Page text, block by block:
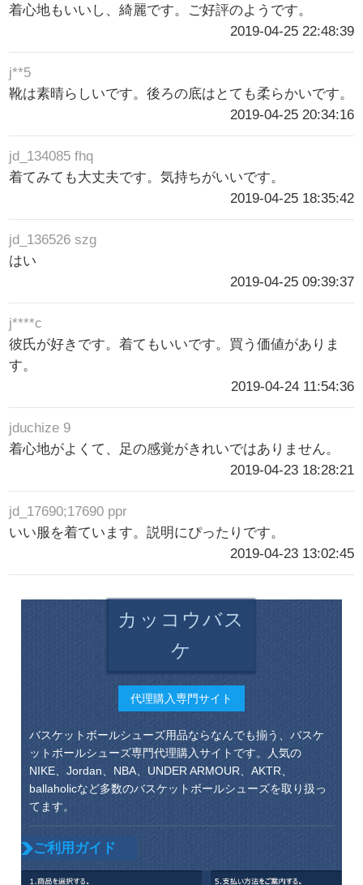
着心地もいいし、綺麗です。ご好評のようです。
2019-04-25 22:48:39
j**5
靴は素晴らしいです。後ろの底はとても柔らかいです。
2019-04-25 20:34:16
jd_134085 fhq
着てみても大丈夫です。気持ちがいいです。
2019-04-25 18:35:42
jd_136526 szg
はい
2019-04-25 09:39:37
j****c
彼氏が好きです。着てもいいです。買う価値がありま
す。
2019-04-24 11:54:36
jduchize 9
着心地がよくて、足の感覚がきれいではありません。
2019-04-23 18:28:21
jd_17690;17690 ppr
いい服を着ています。説明にぴったりです。
2019-04-23 13:02:45
カッコウバス
ケ
代理購入専門サイト
バスケットボールシューズ用品ならなんでも揃う、バスケ
ットボールシューズ専門代理購入サイトです。人気の
NIKE、Jordan、NBA、UNDER ARMOUR、AKTR、
ballaholicなど多数のバスケットボールシューズを取り扱っ
てます。
ご利用ガイド